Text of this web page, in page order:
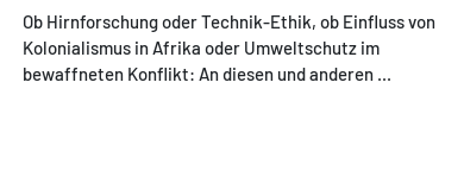
Ob Hirnforschung oder Technik-Ethik, ob Einfluss von
Kolonialismus in Afrika oder Umweltschutz im
bewaffneten Konflikt: An diesen und anderen ...